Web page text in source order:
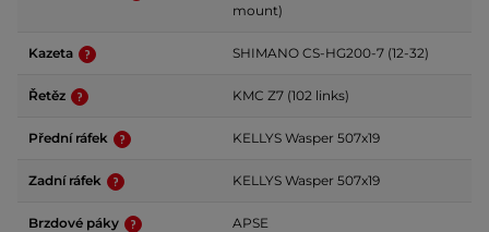
mount)
Kazeta SHIMANO CS-HG200-7 (12-32)
Řetěz KMC Z7 (102 links)
Přední ráfek KELLYS Wasper 507x19
Zadní ráfek KELLYS Wasper 507x19
Brzdové páky APSE